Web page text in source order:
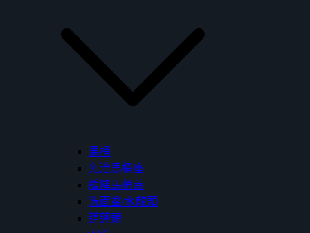
馬桶
免治馬桶座
緩降馬桶蓋
洗面盆/水龍頭
蓮蓬頭